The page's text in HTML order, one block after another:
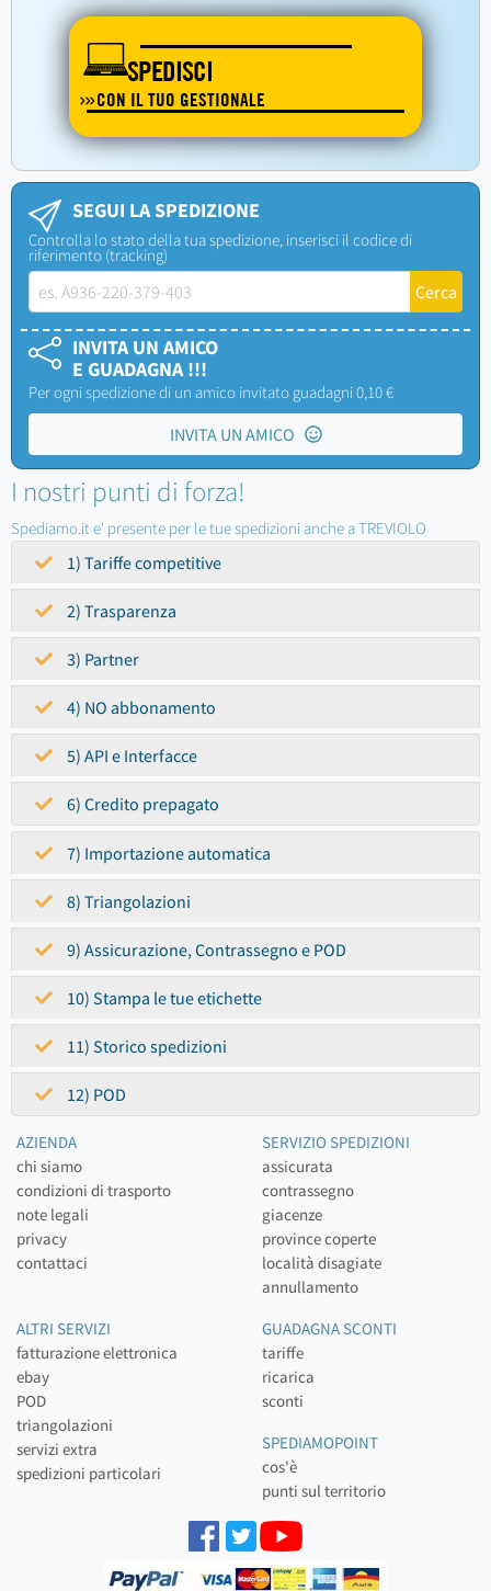
SPEDISCI
CON IL TUO GESTIONALE
SEGUI LA SPEDIZIONE
Controlla lo stato della tua spedizione, inserisci il codice di
riferimento (tracking)
INVITA UN AMICO
E GUADAGNA !!!
Per ogni spedizione di un amico invitato guadagni 0,10 €
INVITA UN AMICO
I nostri punti di forza!
Spediamo.it e' presente per le tue spedizioni anche a TREVIOLO
1) Tariffe competitive
2) Trasparenza
3) Partner
4) NO abbonamento
5) API e Interfacce
6) Credito prepagato
7) Importazione automatica
8) Triangolazioni
9) Assicurazione, Contrassegno e POD
10) Stampa le tue etichette
11) Storico spedizioni
12) POD
AZIENDA
chi siamo
condizioni di trasporto
note legali
privacy
contattaci
SERVIZIO SPEDIZIONI
assicurata
contrassegno
giacenze
province coperte
località disagiate
annullamento
ALTRI SERVIZI
fatturazione elettronica
ebay
POD
triangolazioni
servizi extra
spedizioni particolari
GUADAGNA SCONTI
tariffe
ricarica
sconti
SPEDIAMOPOINT
cos'è
punti sul territorio